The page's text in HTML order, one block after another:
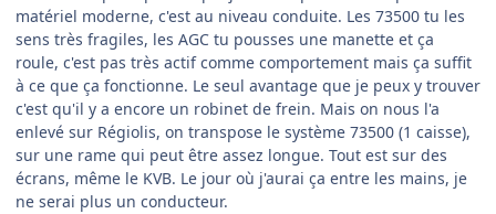
matériel moderne, c'est au niveau conduite. Les 73500 tu les
sens très fragiles, les AGC tu pousses une manette et ça
roule, c'est pas très actif comme comportement mais ça suffit
à ce que ça fonctionne. Le seul avantage que je peux y trouver
c'est qu'il y a encore un robinet de frein. Mais on nous l'a
enlevé sur Régiolis, on transpose le système 73500 (1 caisse),
sur une rame qui peut être assez longue. Tout est sur des
écrans, même le KVB. Le jour où j'aurai ça entre les mains, je
ne serai plus un conducteur.